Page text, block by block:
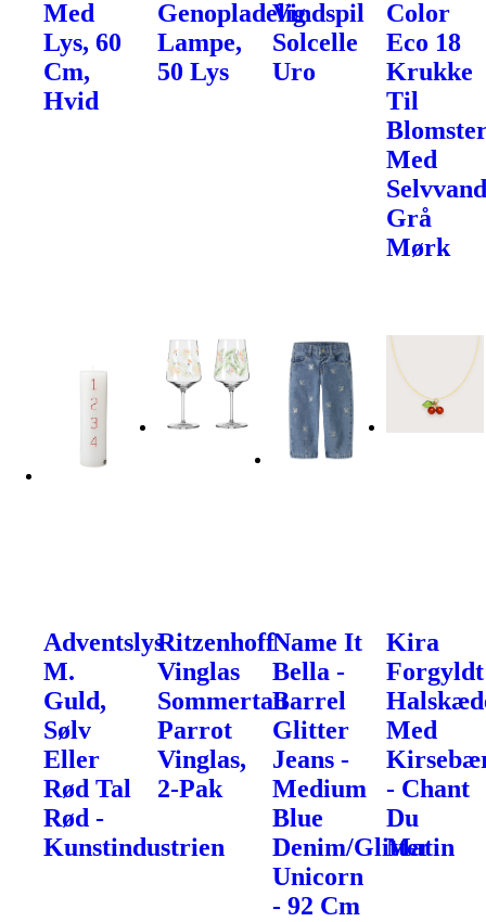
Med
Lys, 60
Cm,
Hvid
Genopladelig
Lampe,
50 Lys
Vindspil
Solcelle
Uro
Color
Eco 18
Krukke
Til
Med
Grå
Mørk
Adventslys
M.
Guld,
Sølv
Eller
Rød Tal
Rød -
Kunstindustrien
Ritzenhoff
Vinglas
Sommertau
Parrot
Vinglas,
2-Pak
Name It
Bella -
Barrel
Glitter
Jeans -
Medium
Blue
Denim/Glitter
Unicorn
- 92 Cm
Kira
Forgyldt
Med
- Chant
Du
Matin